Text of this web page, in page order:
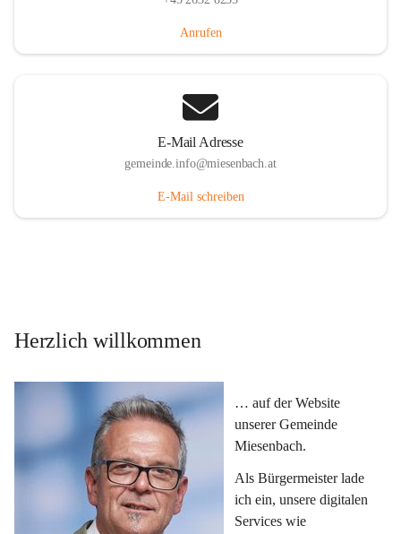
Anrufen
E-Mail Adresse
gemeinde.info@miesenbach.at
E-Mail schreiben
Herzlich willkommen
… auf der Website
unserer Gemeinde
Miesenbach.
Als Bürgermeister lade
ich ein, unsere digitalen
Services wie